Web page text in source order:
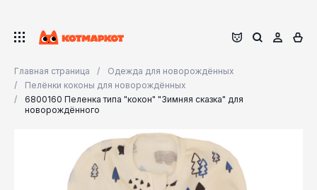
Главная страница
Одежда для новорождённых
Пелёнки коконы для новорождённых
6800160 Пеленка типа "кокон" "Зимняя сказка" для
новорождённого